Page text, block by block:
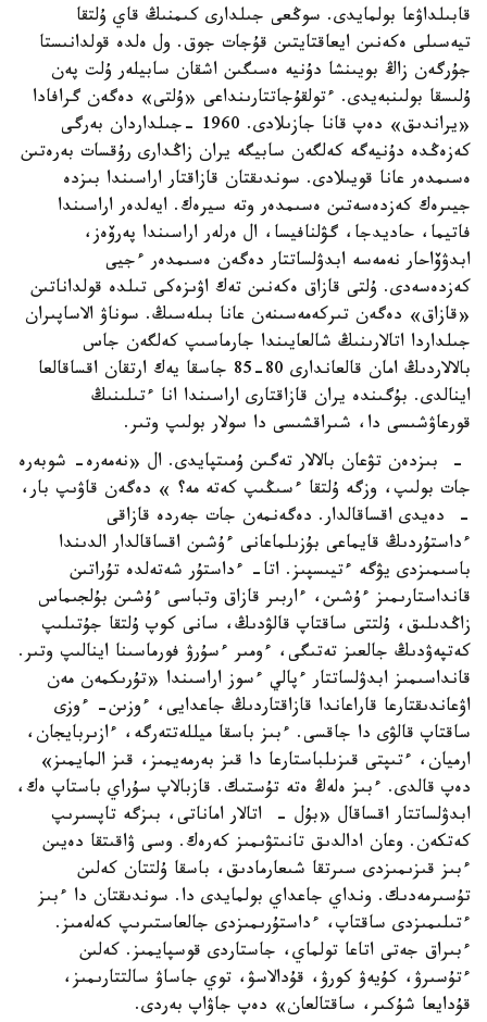
قابىلداۋعا بولمايدى. سوڭعى جىلدارى كىمنىڭ قاي ۇلتقا
تيەسىلى ەكەنىن ايعاقتايتىن قۇجات جوق. ول ەلدە قولدانىستا
جۇرگەن زاڭ بويىنشا دۇنيە ەسىگىن اشقان سابيلەر ۇلت پەن
ۇلىسقا بولىنبەيدى. ءتولقۇجاتتارىنداعى «ۇلتى» دەگەن گرافادا
«يراندىق» دەپ قانا جازىلادى. 1960 -جىلداردان بەرگى
كەزەڭدە دۇنيەگە كەلگەن سابيگە يران زاڭدارى رۇقسات بەرەتىن
ەسىمدەر عانا قويىلادى. سوندىقتان قازاقتار اراسىندا بىزدە
جيىرەك كەزدەسەتىن ەسىمدەر وتە سيرەك. ايەلدەر اراسىندا
فاتيما، حاديدجا، گۋلنافيسا، ال ەرلەر اراسىندا پەرۆەز،
ابدۋۆاحار نەمەسە ابدۋلساتتار دەگەن ەسىمدەر ءجيى
كەزدەسەدى. ۇلتى قازاق ەكەنىن تەك اۋىزەكى تىلدە قولداناتىن
«قازاق» دەگەن تىركەمەسىنەن عانا بىلەسىڭ. سوناۋ الاساپىران
جىلداردا اتالارىنىڭ شالعايىندا جارماسىپ كەلگەن جاس
بالالاردىڭ امان قالعاندارى 80-85 جاسقا يەك ارتقان اقساقالعا
اينالدى. بۇگىندە يران قازاقتارى اراسىندا انا ءتىلىنىڭ
قورعاۋشىسى دا، شىراقشىسى دا سولار بولىپ وتىر.
- بىزدەن تۋعان بالالار تەگىن ۇمىتپايدى. ال «نەمەرە- شوبەرە
جات بولىپ، وزگە ۇلتقا ءسىڭىپ كەتە مە؟ » دەگەن قاۋىپ بار،
- دەيدى اقساقالدار. دەگەنمەن جات جەردە قازاقى
ءداستۇردىڭ قايماعى بۇزىلماعانى ءۇشىن اقساقالدار الدىندا
باسىمىزدى يۋگە ءتيىسپىز. اتا- ءداستۇر شەتەلدە تۇراتىن
قانداستارىمىز ءۇشىن، ءاربىر قازاق وتباسى ءۇشىن بۇلجىماس
زاڭدىلىق، ۇلتتى ساقتاپ قالۋدىڭ، سانى كوپ ۇلتقا جۇتىلىپ
كەتپەۋدىڭ جالعىز تەتىگى، ءومىر ءسۇرۋ فورماسىنا اينالىپ وتىر.
قانداسىمىز ابدۋلساتتار ءپالي ءسوز اراسىندا «تۇرىكمەن مەن
اۋعاندىقتارعا قاراعاندا قازاقتاردىڭ جاعدايى، ءوزىن- ءوزى
ساقتاپ قالۋى دا جاقسى. ءبىز باسقا ميللەتتەرگە، ءازىربايجان،
ارميان، ءتىپتى قىزىلباستارعا دا قىز بەرمەيمىز، قىز المايمىز»
دەپ قالدى. ءبىز ەلەڭ ەتە تۇستىك. قازبالاپ سۇراي باستاپ ەك،
ابدۋلساتتار اقساقال «بۇل - اتالار اماناتى، بىزگە تاپسىرىپ
كەتكەن. وعان ادالدىق تانىتۋىمىز كەرەك. وسى ۋاقىتقا دەيىن
ءبىز قىزىمىزدى سىرتقا شىعارمادىق، باسقا ۇلتتان كەلىن
تۇسىرمەدىك. ونداي جاعداي بولمايدى دا. سوندىقتان دا ءبىز
ءتىلىمىزدى ساقتاپ، ءداستۇرىمىزدى جالعاستىرىپ كەلەمىز.
ءبىراق جەتى اتاعا تولماي، جاستاردى قوسپايمىز. كەلىن
ءتۇسىرۋ، كۇيەۋ كورۋ، قۇدالاسۋ، توي جاساۋ سالتتارىمىز،
قۇدايعا شۇكىر، ساقتالعان» دەپ جاۋاپ بەردى.